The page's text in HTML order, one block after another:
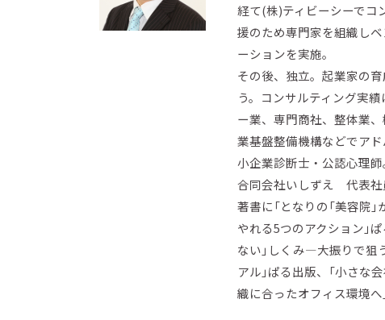
経て(株)ティビーシーでコ
援のため専門家を組織し
ーションを実施。
その後、独立。起業家の
う。コンサルティング実
ー業、専門商社、整体業
業基盤整備機構などでア
小企業診断士・公認心理
合同会社いしずえ 代表社
著書に「となりの「美容院
やれる5つのアクション」
ない」しくみ―大振りで狙
アル」ぱる出版、「小さな
織に合ったオフィス環境